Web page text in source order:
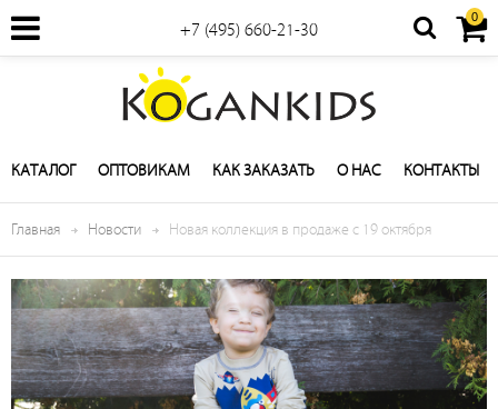
+7 (495) 660-21-30
0
КАТАЛОГ ОПТОВИКАМ КАК ЗАКАЗАТЬ О НАС КОНТАКТЫ
Главная Новости Новая коллекция в продаже с 19 октября